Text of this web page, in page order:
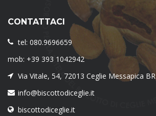
CONTATTACI
tel: 080.9696659
mob: +39 393 1042942
Via Vitale, 54, 72013 Ceglie Messapica BR
info@biscottodiceglie.it
biscottodiceglie.it